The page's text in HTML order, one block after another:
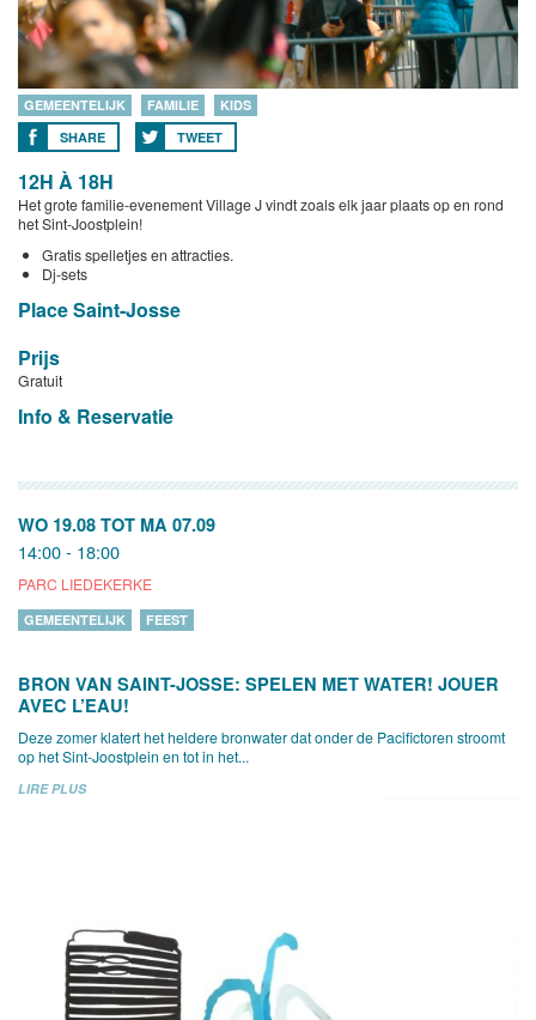
GEMEENTELIJK FAMILIE
KIDS
SHARE
TWEET
12H À 18H
Het grote familie-evenement Village J vindt zoals elk jaar plaats op en rond
het Sint-Joostplein!
Gratis spelletjes en attracties.
Dj-sets
Place Saint-Josse
Prijs
Gratuit
Info & Reservatie
WO 19.08 TOT MA 07.09
14:00 - 18:00
PARC LIEDEKERKE
GEMEENTELIJK FEEST
BRON VAN SAINT-JOSSE: SPELEN MET WATER! JOUER
AVEC L’EAU!
Deze zomer klatert het heldere bronwater dat onder de Pacifictoren stroomt
op het Sint-Joostplein en tot in het...
LIRE PLUS